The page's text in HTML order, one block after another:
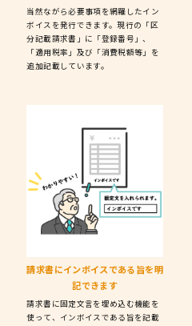
当然ながら必要事項を網羅したイン
ボイスを発行できます。現行の「区
分記載請求書」に「登録番号」、
「適用税率」及び「消費税額等」を
追加記載しています。
請求書にインボイスである旨を明
記できます
請求書に固定文言を埋め込む機能を
使って、インボイスである旨を記載